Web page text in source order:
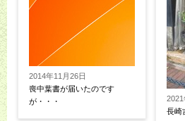
2014年11月26日
喪中葉書が届いたのです
が・・・
2021
長崎